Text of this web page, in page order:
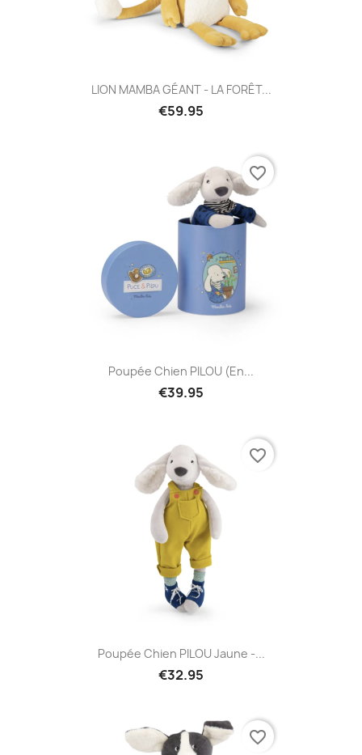
LION MAMBA GÉANT - LA FORÊT...
€59.95
Poupée Chien PILOU (en...
€39.95
favorite_border
Poupée Chien PILOU Jaune -...
€32.95
favorite_border
favorite_border